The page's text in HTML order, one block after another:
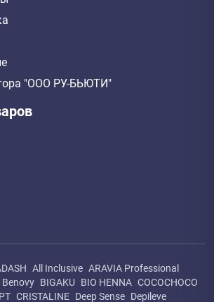
"ООО РУ-БЬЮТИ"
All Inclusive ARAVIA Professional
Benovy BIGAKU BIO HENNA COCOCHOCO
CRISTALINE Deep Sense Depileve